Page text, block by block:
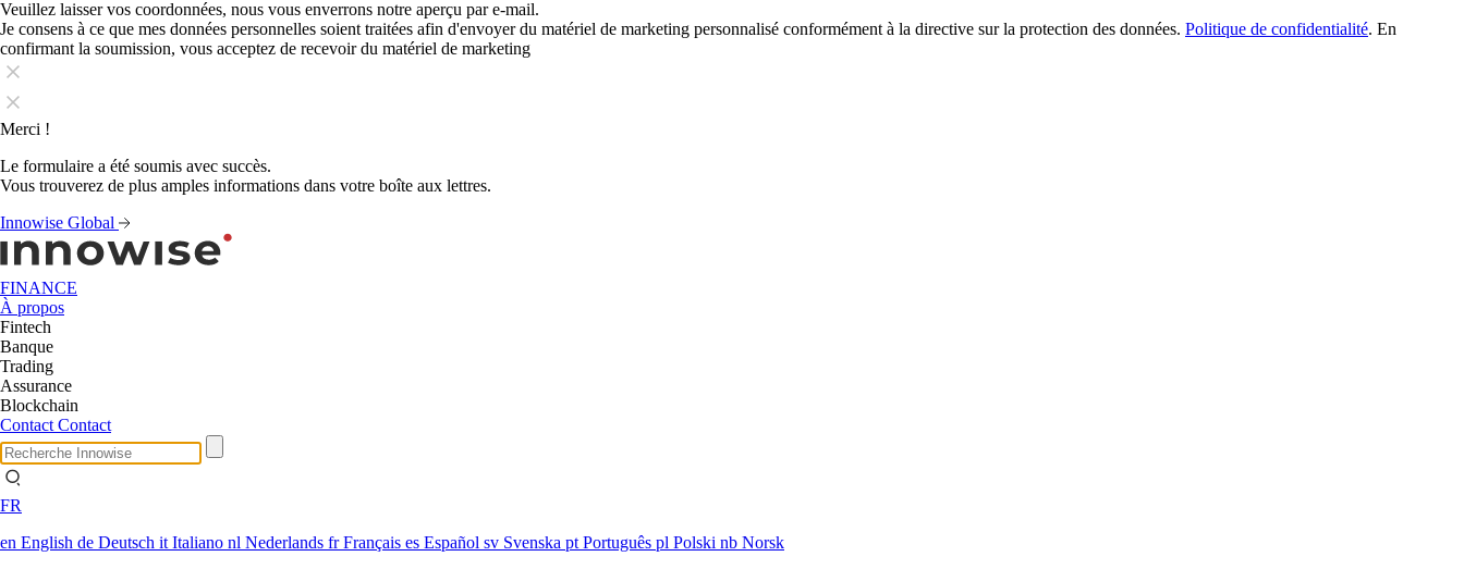
Veuillez laisser vos coordonnées, nous vous enverrons notre aperçu par e-mail.
Je consens à ce que mes données personnelles soient traitées afin d'envoyer du matériel de marketing personnalisé conformément à la directive sur la protection des données. Politique de confidentialité. En
confirmant la soumission, vous acceptez de recevoir du matériel de marketing
Merci !
Le formulaire a été soumis avec succès.
Vous trouverez de plus amples informations dans votre boîte aux lettres.
Innowise Global
FINANCE
À propos
Fintech
Banque
Trading
Assurance
Blockchain
Contact Contact
FR
en English de Deutsch it Italiano nl Nederlands frFrançais es Español sv Svenska pt Português pl Polski nb Norsk